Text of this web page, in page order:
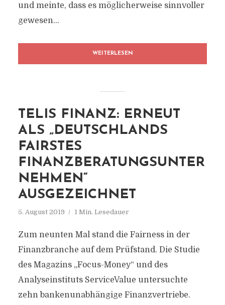
und meinte, dass es möglicherweise sinnvoller
gewesen...
WEITERLESEN
TELIS FINANZ: ERNEUT
ALS „DEUTSCHLANDS
FAIRSTES
FINANZBERATUNGSUNTER
NEHMEN“
AUSGEZEICHNET
5. August 2019 1 Min. Lesedauer
Zum neunten Mal stand die Fairness in der
Finanzbranche auf dem Prüfstand. Die Studie
des Magazins „Focus-Money“ und des
Analyseinstituts ServiceValue untersuchte
zehn bankenunabhängige Finanzvertriebe.